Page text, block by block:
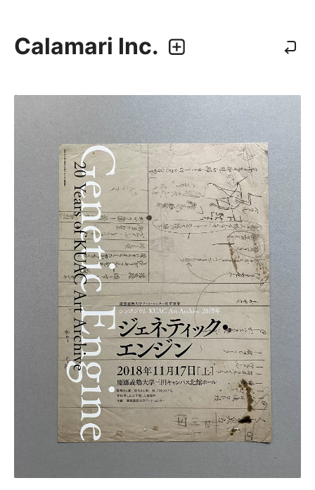
Calamari Inc.
092 292 4875
業務内容
・グラフィックデザイン
・エディトリアルデザイン
・ウェブデザイン／構築
・アプリケーション、UI/UXデザイン
・プロダクトデザイン
デザイナー
・尾中 俊介
・田中 慶二